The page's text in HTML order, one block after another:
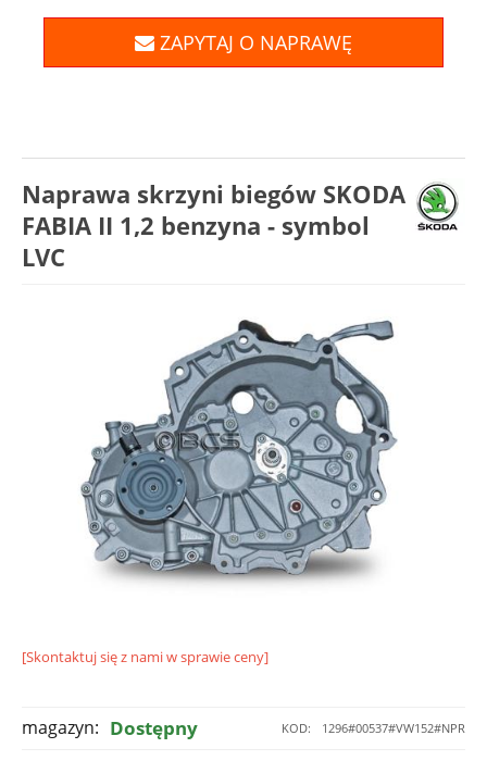
ZAPYTAJ O NAPRAWĘ
Naprawa skrzyni biegów SKODA
FABIA II 1,2 benzyna - symbol
LVC
[Skontaktuj się z nami w sprawie ceny]
KOD: 1296#00537#VW152#NPR
magazyn: Dostępny